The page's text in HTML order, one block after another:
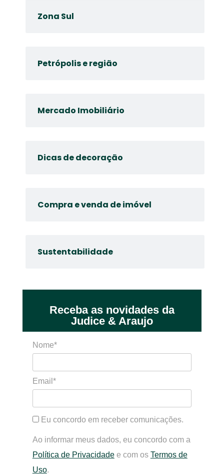
Zona Sul
Petrópolis e região
Mercado Imobiliário
Dicas de decoração
Compra e venda de imóvel
Sustentabilidade
Receba as novidades da
Judice & Araujo
Nome*
Email*
Eu concordo em receber comunicações.
Ao informar meus dados, eu concordo com a
Política de Privacidadee com os Termos de
Uso.